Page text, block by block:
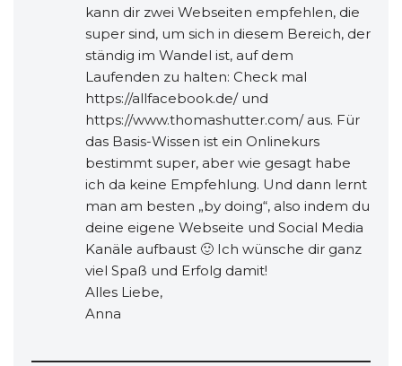
kann dir zwei Webseiten empfehlen, die
super sind, um sich in diesem Bereich, der
ständig im Wandel ist, auf dem
Laufenden zu halten: Check mal
https://allfacebook.de/und
https://www.thomashutter.com/aus. Für
das Basis-Wissen ist ein Onlinekurs
bestimmt super, aber wie gesagt habe
ich da keine Empfehlung. Und dann lernt
man am besten „by doing“, also indem du
deine eigene Webseite und Social Media
Kanäle aufbaust 🙂 Ich wünsche dir ganz
viel Spaß und Erfolg damit!
Alles Liebe,
Anna